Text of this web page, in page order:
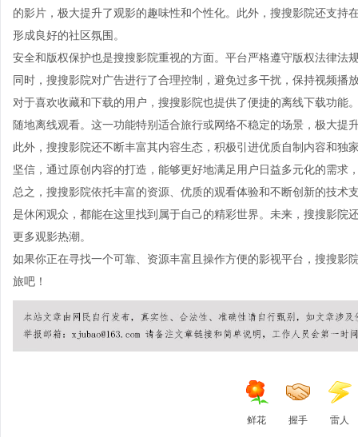
的影片，极大提升了观影的趣味性和个性化。此外，搜搜影院还支
形成良好的社区氛围。
安全和版权保护也是搜搜影院重视的方面。平台严格遵守版权法律法
同时，搜搜影院对广告进行了合理控制，避免过多干扰，保持视频播
对于喜欢收藏和下载的用户，搜搜影院也提供了便捷的离线下载功
随地离线观看。这一功能特别适合旅行或网络不稳定的场景，极大提
此外，搜搜影院还不断丰富其内容生态，积极引进优质自制内容和
坚信，通过原创内容的打造，能够更好地满足用户日益多元化的需求
总之，搜搜影院依托丰富的资源、优质的观看体验和不断创新的技
是休闲观众，都能在这里找到属于自己的精彩世界。未来，搜搜影院
更多观影热潮。
如果你正在寻找一个可靠、资源丰富且操作方便的影视平台，搜搜影
旅吧！
鲜花 握手 雷人